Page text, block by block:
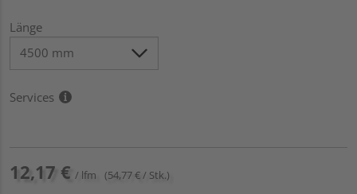
Länge
Services
12,17 € / lfm (54,77 € / Stk.)